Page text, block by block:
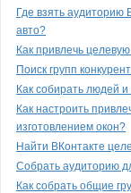
Где взять аудиторию
авто?
Как привлечь
Поиск групп
Как собирать людей
Как настроить
изготовлением окон?
Найти ВКонтакте
Собрать аудиторию
Как собрать общие